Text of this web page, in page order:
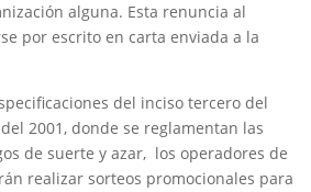
alguna. Esta renuncia al
por escrito en carta enviada a la
del inciso tercero del
2001, donde se reglamentan las
de suerte y azar, los operadores de
realizar sorteos promocionales para